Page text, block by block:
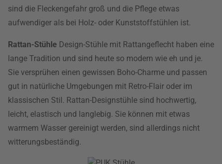
sind die Fleckengefahr groß und die Pflege etwas
aufwendiger als bei Holz- oder Kunststoffstühlen ist.
Rattan-Stühle Design-Stühle mit Rattangeflecht haben eine
lange Tradition und sind heute so modern wie eh und je.
Sie versprühen einen gewissen Boho-Charme und passen
gut in natürliche Umgebungen mit Retro-Flair oder im
klassischen Stil. Rattan-Designstühle sind hochwertig,
leicht, elastisch und langlebig. Sie können mit etwas
warmem Wasser gereinigt werden, sind allerdings nicht
witterungsbeständig.